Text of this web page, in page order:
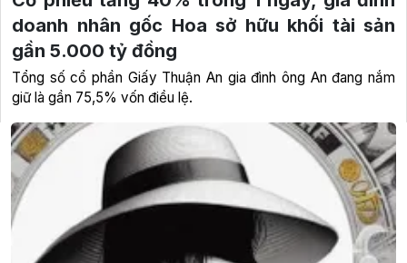
doanh nhân gốc Hoa sở hữu khối tài sản
gần 5.000 tỷ đồng
Tổng số cổ phần Giấy Thuận An gia đình ông An đang nắm
giữ là gần 75,5% vốn điều lệ.